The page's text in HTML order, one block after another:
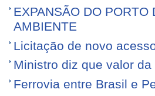
EXPANSÃO DO PORTO
AMBIENTE
Licitação de novo
Ministro diz que valor
Ferrovia entre Brasil e